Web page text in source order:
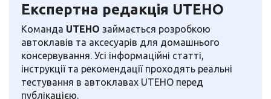
Експертна редакція UTEHO
Команда UTEHO займається розробкою
автоклавів та аксесуарів для домашнього
консервування. Усі інформаційні статті,
інструкції та рекомендації проходять реальні
тестування в автоклавах UTEHO перед
публікацією.